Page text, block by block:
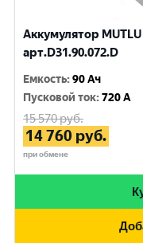
Аккумулятор MUTLU
арт.D31.90.072.D
Емкость:90 Ач
Пусковой ток:720 A
15 570руб.
14 760 руб.
при обмене